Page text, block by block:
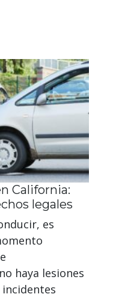
California:
legales
es
haya lesiones